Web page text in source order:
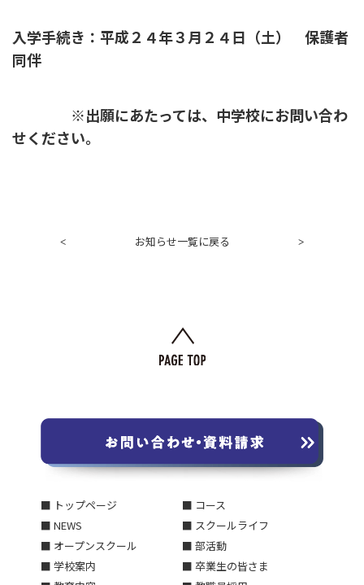
入学手続き：平成２４年３月２４日（土） 保護者
同伴
※出願にあたっては、中学校にお問い合わ
せください。
< お知らせ一覧に戻る >
■ トップページ
■ NEWS
■ オープンスクール
■ 学校案内
■ コース
■ スクールライフ
■ 部活動
■ 卒業生の皆さま